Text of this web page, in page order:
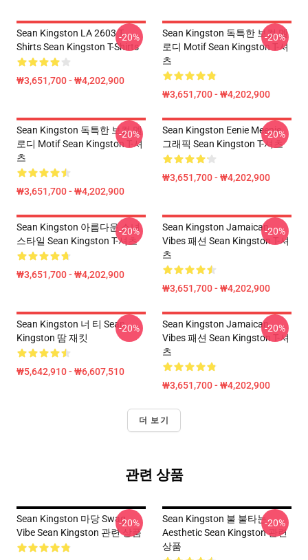
Sean Kingston LA 2603 T-
Shirts Sean Kingston T-Shirts
₩3,651,700 - ₩4,202,900
-20%
Sean Kingston 독특한 보컬 멜
로디 Motif Sean Kingston T-셔
츠
₩3,651,700 - ₩4,202,900
-20%
Sean Kingston 독특한 보컬 멜
로디 Motif Sean Kingston T-셔
츠
₩3,651,700 - ₩4,202,900
-20%
Sean Kingston Eenie Meenie
그래픽 Sean Kingston T-셔츠
₩3,651,700 - ₩4,202,900
-20%
Sean Kingston 아름다운 소녀
스타일 Sean Kingston T-셔츠
₩3,651,700 - ₩4,202,900
-20%
Sean Kingston Jamaican
Vibes 패션 Sean Kingston T-셔
츠
₩3,651,700 - ₩4,202,900
-20%
Sean Kingston 너 티 Sean
Kingston 땀 재킷
₩5,642,910 - ₩6,607,510
-20%
Sean Kingston Jamaican
Vibes 패션 Sean Kingston T-셔
츠
₩3,651,700 - ₩4,202,900
-20%
더 보기
관련 상품
Sean Kingston 마당 Swag
Vibe Sean Kingston 관련 상품
-20%
Sean Kingston 불 불타는
Aesthetic Sean Kingston 관련
상품
-20%